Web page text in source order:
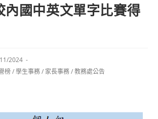
國中英文單字比賽得
2024
榜/學生事務/ 家長事務/教務處公告